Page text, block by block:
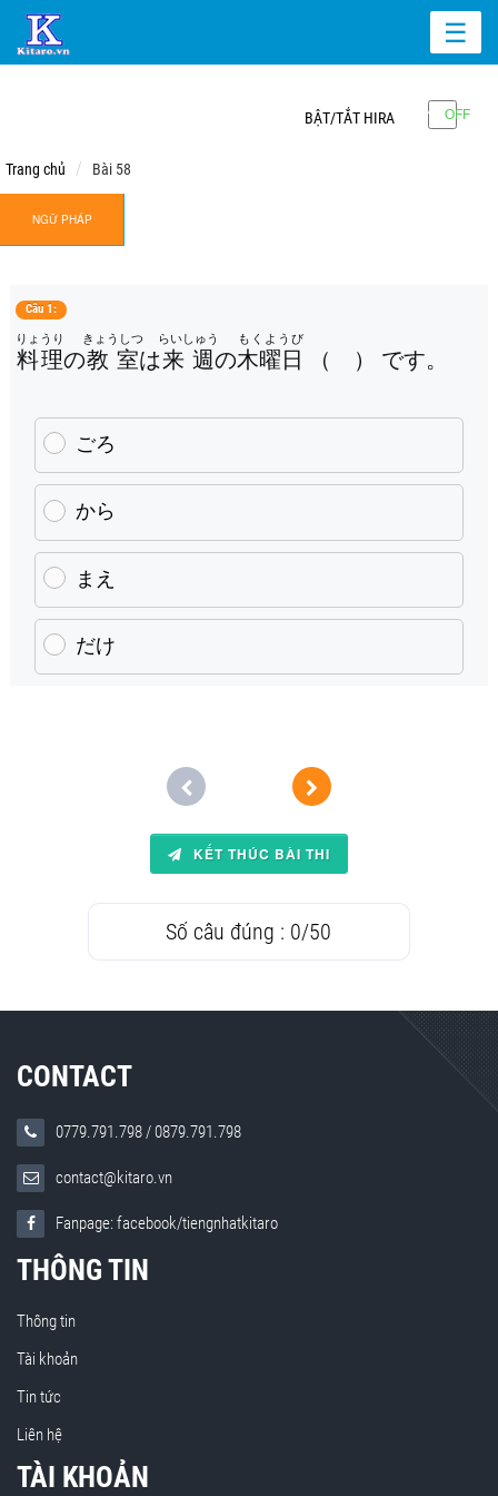
☰
BẬT/TẮT HIRA
Trang chủ Bài 58
NGỮ PHÁP
Câu 1:
料理
りょうり
の教室
きょうしつ
は来週
らいしゅう
の木曜日
もくようび
（ ） です。
ごろ
から
まえ
だけ
KẾT THÚC BÀI THI
Số câu đúng : 0/50
CONTACT
0779.791.798/0879.791.798
contact@kitaro.vn
Fanpage: facebook/tiengnhatkitaro
THÔNG TIN
Thông tin
Tài khoản
Tin tức
Liên hệ
TÀI KHOẢN